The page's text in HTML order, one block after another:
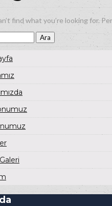
find what you’re looking for.